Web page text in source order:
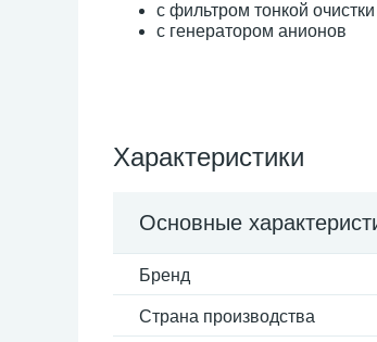
с фильтром тонкой
с генератором анионов
Характеристики
Основные
Бренд
Страна производства